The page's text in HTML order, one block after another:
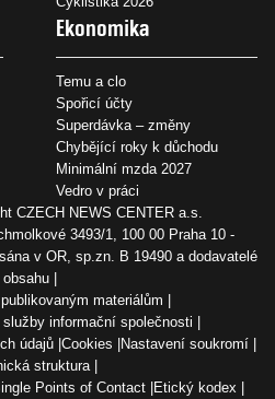
Ekonomika
Temu a clo
Spořicí účty
Superdávka – změny
Chybějící roky k důchodu
Minimální mzda 2027
Vedro v práci
CZECH NEWS CENTER a.s.
3493/1, 100 00 Praha 10 -
v OR, sp.zn. B 19490 a dodavatelé
obsahu
materiálům
informační společnosti
údajů Cookies Nastavení soukromí
struktura
Points of Contact Etický kodex